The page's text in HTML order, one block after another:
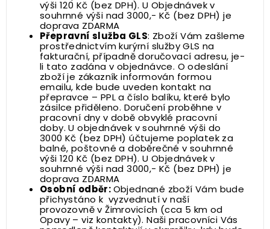
výši 120 Kč (bez DPH). U Objednávek v
souhrnné výši nad 3000,- Kč (bez DPH) je
doprava ZDARMA
Přepravní služba GLS: Zboží Vám zašleme
prostřednictvím kurýrní služby GLS na
fakturační, případně doručovací adresu, je-
li tato zadána v objednávce. O odeslání
zboží je zákazník informován formou
emailu, kde bude uveden kontakt na
přepravce – PPL a číslo balíku, které bylo
zásilce přiděleno. Doručení proběhne v
pracovní dny v době obvyklé pracovní
doby. U objednávek v souhrnné výši do
3000 Kč (bez DPH) účtujeme poplatek za
balné, poštovné a doběrečné v souhrnné
výši 120 Kč (bez DPH). U Objednávek v
souhrnné výši nad 3000,- Kč (bez DPH) je
doprava ZDARMA
Osobní odběr:Objednané zboží Vám bude
přichystáno k vyzvednutí v naší
provozovně v Žimrovicích (cca 5 km od
Opavy – viz kontakty). Naši pracovníci Vás